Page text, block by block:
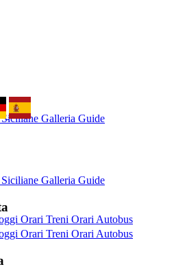
Galleria Guide
Orari Treni Orari Autobus
Galleria Guide
Orari Treni Orari Autobus